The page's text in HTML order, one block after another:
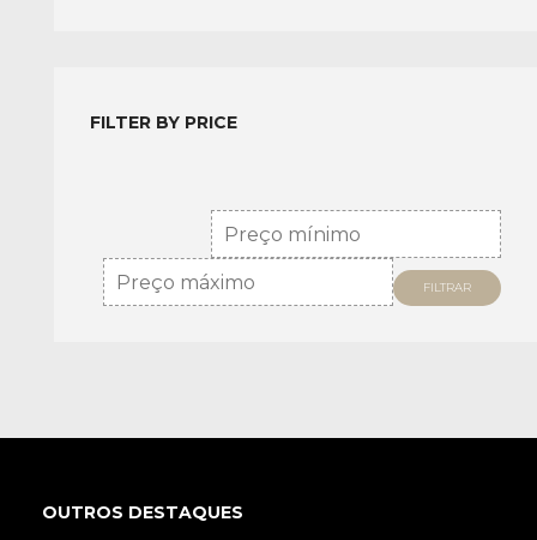
FILTER BY PRICE
FILTRAR
OUTROS DESTAQUES